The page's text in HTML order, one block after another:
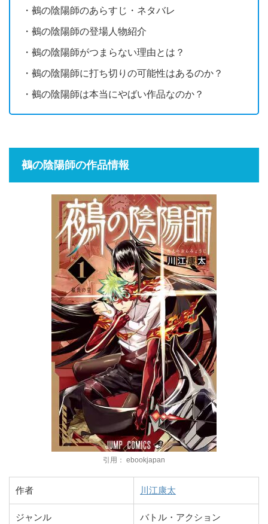
・鵺の陰陽師のあらすじ・ネタバレ
・鵺の陰陽師の登場人物紹介
・鵺の陰陽師がつまらない理由とは？
・鵺の陰陽師に打ち切りの可能性はあるのか？
・鵺の陰陽師は本当にやばい作品なのか？
鵺の陰陽師の作品情報
引用： ebookjapan
作者 川江康太
ジャンル
バトル・アクション